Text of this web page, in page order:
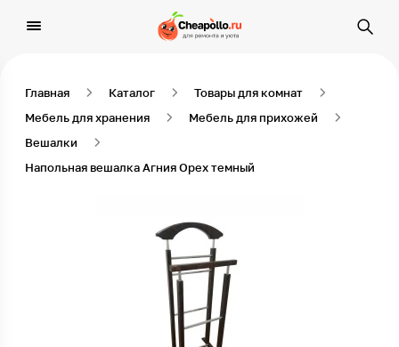
Главная Каталог
Товары для комнат
Мебель для хранения
Мебель для прихожей
Вешалки
Напольная вешалка Агния Орех темный